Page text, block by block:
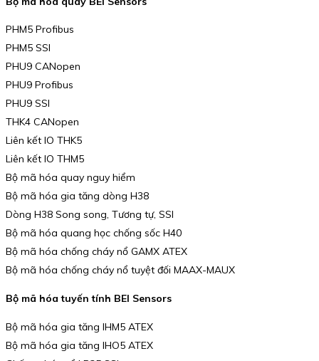
PHM5 Profibus
PHM5 SSI
PHU9 CANopen
PHU9 Profibus
PHU9 SSI
THK4 CANopen
Liên kết IO THK5
Liên kết IO THM5
Bộ mã hóa quay nguy hiểm
Bộ mã hóa gia tăng dòng H38
Dòng H38 Song song, Tương tự, SSI
Bộ mã hóa quang học chống sốc H40
Bộ mã hóa chống cháy nổ GAMX ATEX
Bộ mã hóa chống cháy nổ tuyệt đối MAAX-MAUX
Bộ mã hóa tuyến tính BEI Sensors
Bộ mã hóa gia tăng IHM5 ATEX
Bộ mã hóa gia tăng IHO5 ATEX